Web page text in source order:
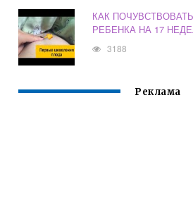
КАК
РЕБЕНКА НА 17
3188
Реклама